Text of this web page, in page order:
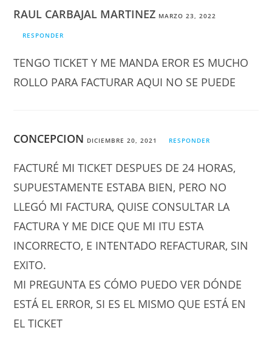
RAUL CARBAJAL MARTINEZ MARZO 23, 2022
RESPONDER
TENGO TICKET Y ME MANDA EROR ES MUCHO
ROLLO PARA FACTURAR AQUI NO SE PUEDE
CONCEPCION DICIEMBRE 20, 2021 RESPONDER
FACTURÉ MI TICKET DESPUES DE 24 HORAS,
SUPUESTAMENTE ESTABA BIEN, PERO NO
LLEGÓ MI FACTURA, QUISE CONSULTAR LA
FACTURA Y ME DICE QUE MI ITU ESTA
INCORRECTO, E INTENTADO REFACTURAR, SIN
EXITO.
MI PREGUNTA ES CÓMO PUEDO VER DÓNDE
ESTÁ EL ERROR, SI ES EL MISMO QUE ESTÁ EN
EL TICKET